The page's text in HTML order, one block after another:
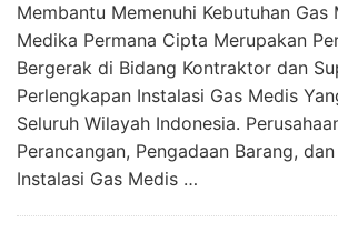
Membantu Memenuhi Kebutuhan Gas
Medika Permana Cipta Merupakan
Bergerak di Bidang Kontraktor dan
Perlengkapan Instalasi Gas Medis
Seluruh Wilayah Indonesia.
Perancangan, Pengadaan Barang,
Instalasi Gas Medis …